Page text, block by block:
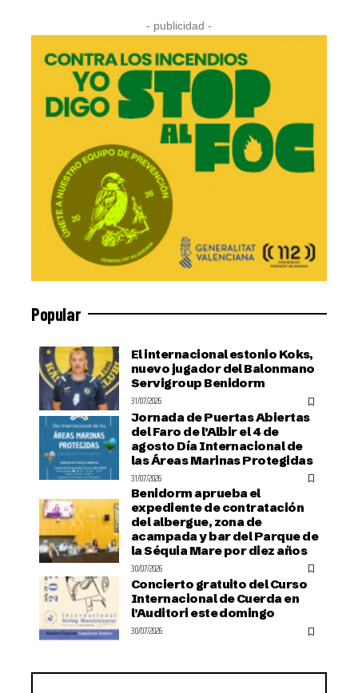
- publicidad -
Popular
El internacional estonio Koks,
nuevo jugador del Balonmano
Servigroup Benidorm
31/07/2026
Jornada de Puertas Abiertas
del Faro de l’Albir el 4 de
agosto Día Internacional de
las Áreas Marinas Protegidas
31/07/2026
Benidorm aprueba el
expediente de contratación
del albergue, zona de
acampada y bar del Parque de
la Séquia Mare por diez años
30/07/2026
Concierto gratuito del Curso
Internacional de Cuerda en
l’Auditori este domingo
30/07/2026